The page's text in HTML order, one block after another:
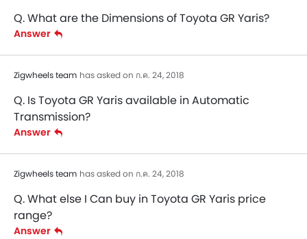
Q. What are the Dimensions of Toyota GR Yaris?
Answer
Zigwheels team has asked on ก.ค. 24, 2018
Q. Is Toyota GR Yaris available in Automatic
Transmission?
Answer
Zigwheels team has asked on ก.ค. 24, 2018
Q. What else I Can buy in Toyota GR Yaris price
range?
Answer